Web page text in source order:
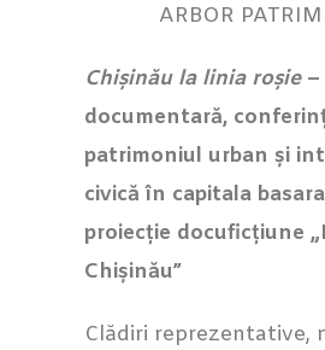
ARBOR
Chișinău la linia roșie–
documentară,
patrimoniul urban și
civică în capitala
proiecție docuficțiune
Chișinău”
Clădiri reprezentative,